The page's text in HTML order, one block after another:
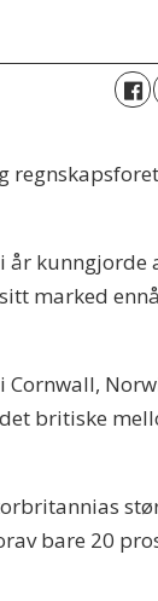
kunngjorde
marked
britiske
bare 20